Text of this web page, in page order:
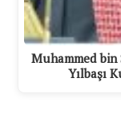
Muhammed bin
Yılbaşı